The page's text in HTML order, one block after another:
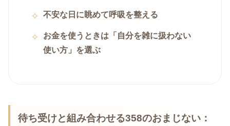
不安な日に眺めて呼吸を整える
お金を使うときは「自分を雑に扱わない
使い方」を選ぶ
待ち受けと組み合わせる358のおまじない：